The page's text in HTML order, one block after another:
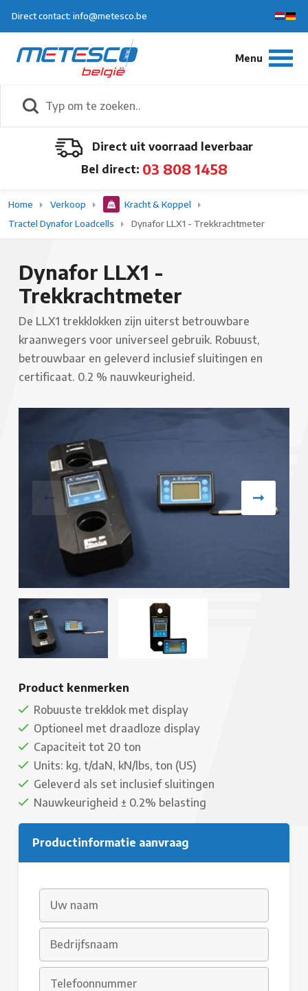
Direct contact: info@metesco.be
Direct uit voorraad leverbaar
Bel direct: 03 808 1458
Home Verkoop
Kracht & Koppel
Tractel Dynafor Loadcells
Dynafor LLX1 - Trekkrachtmeter
Dynafor LLX1 -
Trekkrachtmeter
De LLX1 trekklokken zijn uiterst betrouwbare
kraanwegers voor universeel gebruik. Robuust,
betrouwbaar en geleverd inclusief sluitingen en
certificaat. 0.2 % nauwkeurigheid.
Product kenmerken
Robuuste trekklok met display
Optioneel met draadloze display
Capaciteit tot 20 ton
Units: kg, t/daN, kN/lbs, ton (US)
Geleverd als set inclusief sluitingen
Nauwkeurigheid ± 0.2% belasting
Productinformatie aanvraag